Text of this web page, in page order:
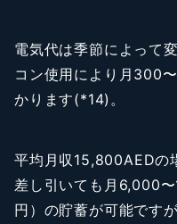
電気代は季節によって
コン使用により月300
かります(*14)。
平均月収15,800AEDの
差し引いても月6,000
円）の貯蓄が可能です